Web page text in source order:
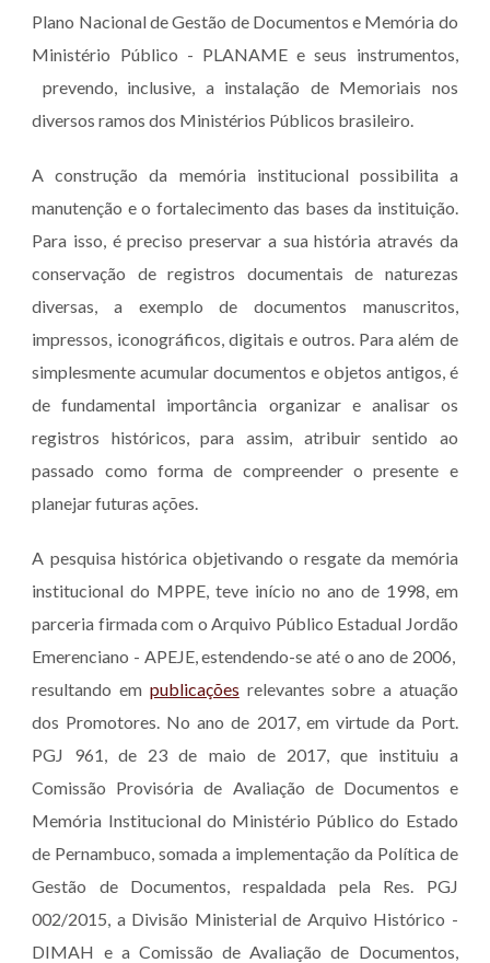
Plano Nacional de Gestão de Documentos e Memória do
Ministério Público - PLANAME e seus instrumentos,
prevendo, inclusive, a instalação de Memoriais nos
diversos ramos dos Ministérios Públicos brasileiro.
A construção da memória institucional possibilita a
manutenção e o fortalecimento das bases da instituição.
Para isso, é preciso preservar a sua história através da
conservação de registros documentais de naturezas
diversas,a exemplo de documentos manuscritos,
impressos, iconográficos, digitais e outros. Para além de
simplesmente acumular documentos e objetos antigos, é
de fundamental importância organizar e analisar os
registros históricos, para assim, atribuir sentido ao
passado como forma de compreender o presente e
planejar futuras ações.
A pesquisa histórica objetivando o resgate da memória
institucional do MPPE, teve início no ano de 1998, em
parceria firmada com o Arquivo Público Estadual Jordão
Emerenciano - APEJE, estendendo-se até o ano de 2006,
resultando em publicações relevantes sobre a atuação
dos Promotores. No ano de 2017, em virtude da Port.
PGJ 961, de 23 de maio de 2017, que instituiu a
Comissão Provisória de Avaliação de Documentos e
Memória Institucional do Ministério Público do Estado
de Pernambuco, somada a implementação da Política de
Gestão de Documentos, respaldada pela Res. PGJ
002/2015, a Divisão Ministerial de Arquivo Histórico -
DIMAH e a Comissão de Avaliação de Documentos,